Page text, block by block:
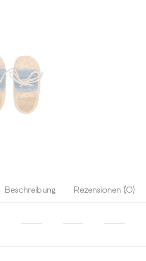
Beschreibung Rezensionen (0)